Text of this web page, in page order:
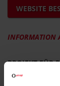
WEBSITE
INFORMATION
PROJEKT FÜR